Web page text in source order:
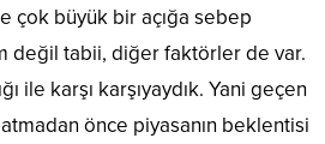
çok büyük bir açığa sebep
değil tabii, diğer faktörler de var.
ile karşı karşıyaydık. Yani geçen
önce piyasanın beklentisi